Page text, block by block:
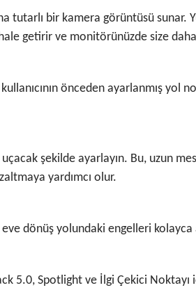
bir kamera görüntüsü sunar.
getirir ve monitörünüzde size daha
önceden ayarlanmış yol
şekilde ayarlayın. Bu, uzun
yardımcı olur.
eve dönüş yolundaki engelleri
5.0, Spotlight ve İlgi Çekici